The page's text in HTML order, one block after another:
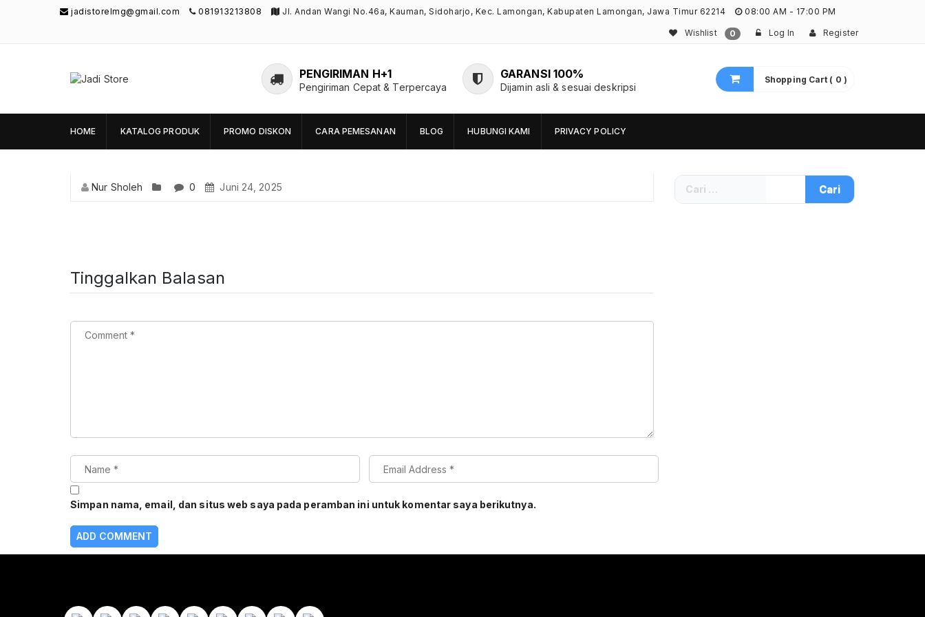
jadistorelmg@gmail.com 081913213808 Jl. Andan Wangi No.46a, Kauman, Sidoharjo, Kec. Lamongan, Kabupaten Lamongan, Jawa Timur 62214 08:00 AM - 17:00 PM
Wishlist 0 Log In Register
Unik di Lamongan
PENGIRIMAN H+1
Pengiriman Cepat & Terpercaya
GARANSI 100%
Dijamin asli & sesuai deskripsi
Shopping Cart ( 0 )
HOME KATALOG PRODUK PROMO DISKON CARA PEMESANAN BLOG HUBUNGI KAMI PRIVACY POLICY
Nur Sholeh 0 Juni 24, 2025
Tinggalkan Balasan
Simpan nama, email, dan situs web saya pada peramban ini untuk komentar saya berikutnya.
Cari
untuk: